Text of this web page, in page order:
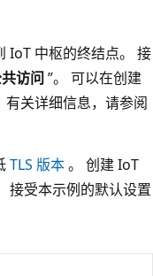
IoT 中枢的终结点。 接
访问”。 可以在创建
关详细信息，请参阅
TLS 版本。 创建 IoT
接受本示例的默认设置